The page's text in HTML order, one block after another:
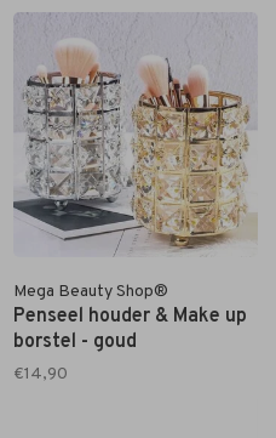
Mega Beauty Shop®
Penseel houder & Make up
borstel - goud
€14,90